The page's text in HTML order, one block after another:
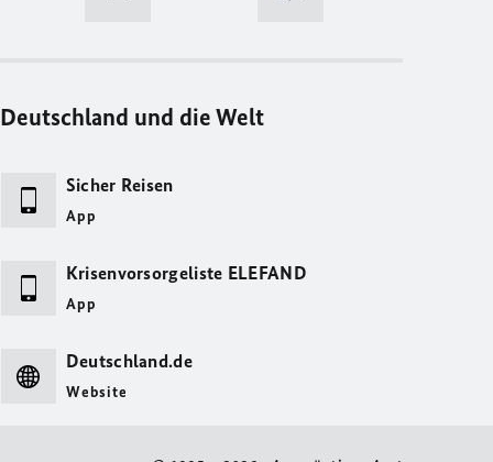
Deutschland und die Welt
Sicher Reisen
App
Krisenvorsorgeliste ELEFAND
App
Deutschland.de
Website